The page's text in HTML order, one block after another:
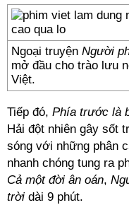
Ngoại truyện Người
mở đầu cho trào lưu
Việt.
Tiếp đó, Phía trước là
Hải đột nhiên gây sốt
sóng với những phân
nhanh chóng tung ra
Cả một đời ân oán,
trời dài 9 phút.